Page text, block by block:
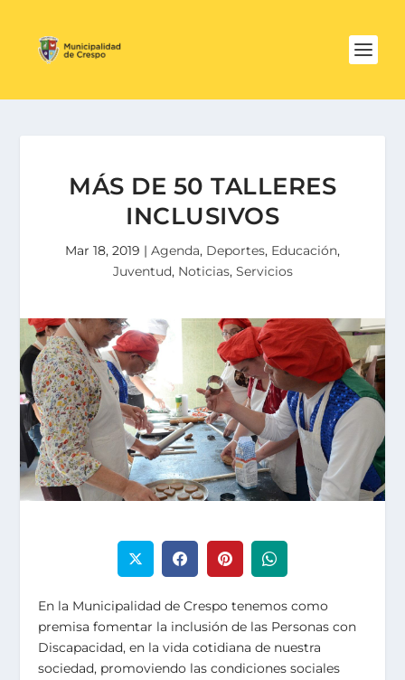
MÁS DE 50 TALLERES
INCLUSIVOS
Mar 18, 2019 | Agenda, Deportes, Educación,
Juventud, Noticias, Servicios
En la Municipalidad de Crespo tenemos como
premisa fomentar la inclusión de las Personas con
Discapacidad, en la vida cotidiana de nuestra
sociedad, promoviendo las condiciones sociales